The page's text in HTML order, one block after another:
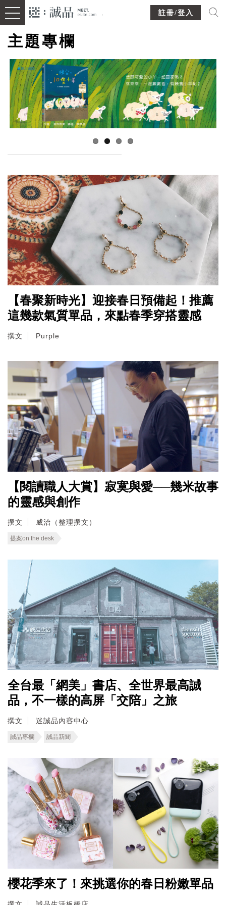
註冊/登入
主題專欄
【春聚新時光】迎接春日預備起！推薦
這幾款氣質單品，來點春季穿搭靈感
撰文 Purple
【閱讀職人大賞】寂寞與愛──幾米故事
的靈感與創作
撰文 威治（整理撰文）
提案on the desk
全台最「網美」書店、全世界最高誠
品，不一樣的高屏「交陪」之旅
撰文 迷誠品內容中心
誠品專欄 誠品新聞
櫻花季來了！來挑選你的春日粉嫩單品